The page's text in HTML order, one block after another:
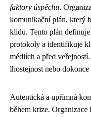
faktory úspěchu.
komunikační plán, který
klidu. Tento plán
protokoly a identifikuje
médiích a před
lhostejnost nebo
Autentická a upřímná
během krize.